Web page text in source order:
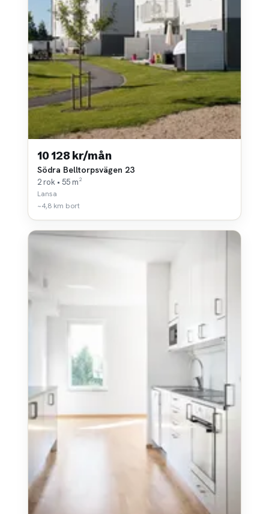
10 128 kr/mån
Södra Belltorpsvägen 23
2 rok • 55 m²
Lansa
~4,8 km bort